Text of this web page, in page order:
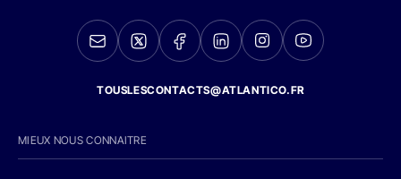
TOUSLESCONTACTS@ATLANTICO.FR
MIEUX NOUS CONNAITRE